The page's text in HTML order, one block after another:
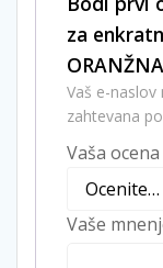
za
Vaš e-
zahtevana
Vaša ocena
Vaše